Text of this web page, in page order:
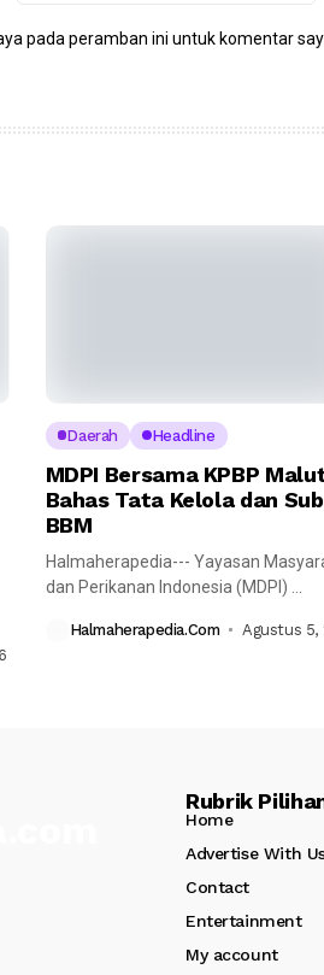
pada peramban ini untuk komentar
Daerah Headline
MDPI Bersama KPBP
Bahas Tata Kelola dan
BBM
Halmaherapedia--- Yayasan
dan Perikanan Indonesia (MDPI)
bersama Komite...
Halmaherapedia.com Agustus 5,
Rubrik
Home
Advertise With
Contact
Entertainment
My account